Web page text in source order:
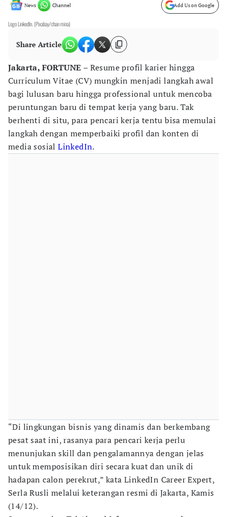
News Channel Add Us on Google
Logo LinkedIn. (Pixabay/chan mina)
Share Article
Jakarta, FORTUNE – Resume profil karier hingga
Curriculum Vitae (CV) mungkin menjadi langkah awal
bagi lulusan baru hingga professional untuk mencoba
peruntungan baru di tempat kerja yang baru. Tak
berhenti di situ, para pencari kerja tentu bisa memulai
langkah dengan memperbaiki profil dan konten di
media sosialLinkedIn.
“Di lingkungan bisnis yang dinamis dan berkembang
pesat saat ini, rasanya para pencari kerja perlu
menunjukan skill dan pengalamannya dengan jelas
untuk memposisikan diri secara kuat dan unik di
hadapan calon perekrut,” kata LinkedIn Career Expert,
Serla Rusli melalui keterangan resmi di Jakarta, Kamis
(14/12).